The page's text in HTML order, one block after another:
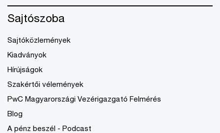
Sajtószoba
Sajtóközlemények
Kiadványok
Hírújságok
Szakértői vélemények
PwC Magyarországi Vezérigazgató Felmérés
Blog
A pénz beszél - Podcast